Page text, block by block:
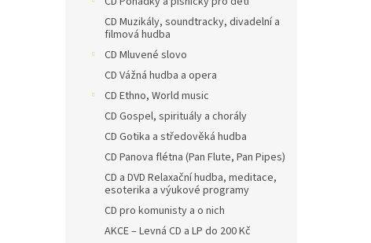
CD Muzikály, soundtracky, divadelní a
filmová hudba
CD Mluvené slovo
CD Vážná hudba a opera
CD Ethno, World music
CD Gospel, spirituály a chorály
CD Gotika a středověká hudba
CD Panova flétna (Pan Flute, Pan Pipes)
CD a DVD Relaxační hudba, meditace,
esoterika a výukové programy
CD pro komunisty a o nich
AKCE – Levná CD a LP do 200 Kč